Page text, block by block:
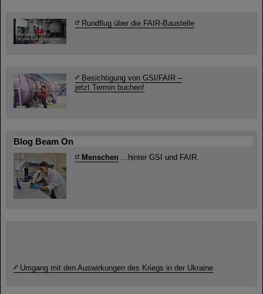
Rundflug über die FAIR-Baustelle
Besichtigung von GSI/FAIR –
jetzt Termin buchen!
Blog Beam On
Menschen ...hinter GSI und FAIR.
Umgang mit den Auswirkungen des Kriegs in der Ukraine